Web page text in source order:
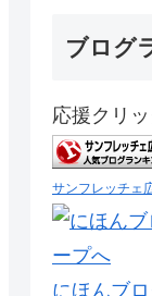
ブログ
応援クリ
サンフレッチェ
にほんブ